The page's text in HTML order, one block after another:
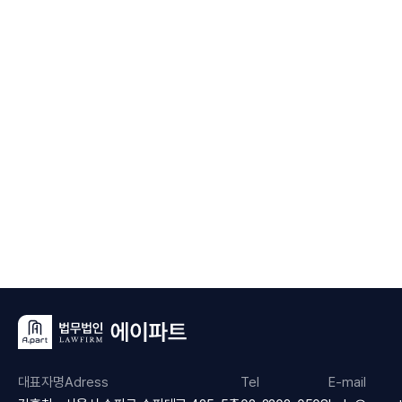
대표자명Adress
Tel
E-mail